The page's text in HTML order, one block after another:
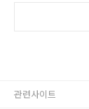
상속세 면제 한도액
관련사이트